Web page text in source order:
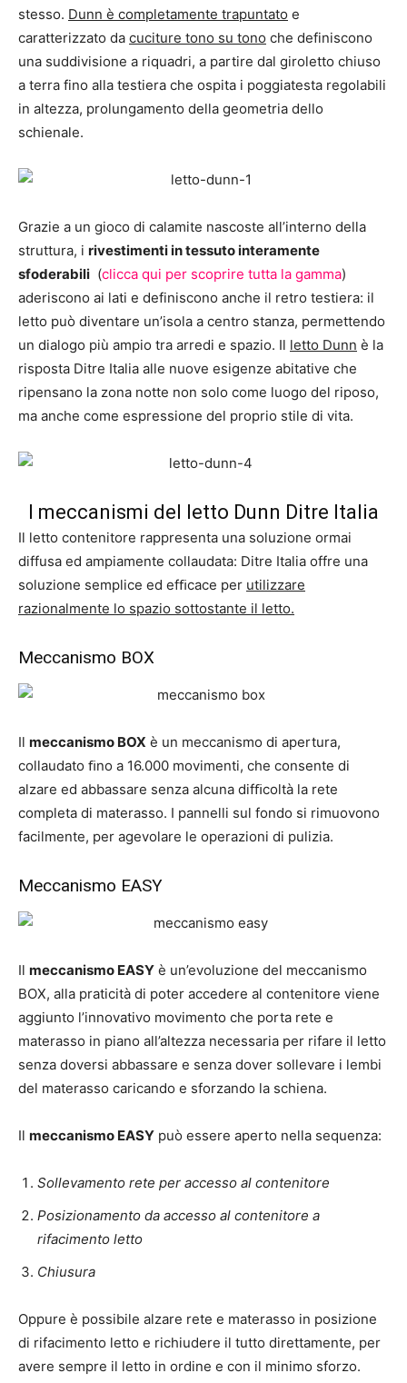
stesso. Dunn è completamente trapuntato e
caratterizzato da cuciture tono su tono che definiscono
una suddivisione a riquadri, a partire dal giroletto chiuso
a terra fino alla testiera che ospita i poggiatesta regolabili
in altezza, prolungamento della geometria dello
schienale.
Grazie a un gioco di calamite nascoste all’interno della
struttura, i rivestimenti in tessuto interamente
sfoderabili (clicca qui per scoprire tutta la gamma)
aderiscono ai lati e definiscono anche il retro testiera: il
letto può diventare un’isola a centro stanza, permettendo
un dialogo più ampio tra arredi e spazio. Il letto Dunn è la
risposta Ditre Italia alle nuove esigenze abitative che
ripensano la zona notte non solo come luogo del riposo,
ma anche come espressione del proprio stile di vita.
I meccanismi del letto Dunn Ditre Italia
Il letto contenitore rappresenta una soluzione ormai
diffusa ed ampiamente collaudata: Ditre Italia offre una
soluzione semplice ed efﬁcace per utilizzare
razionalmente lo spazio sottostante il letto.
Meccanismo BOX
Il meccanismo BOX è un meccanismo di apertura,
collaudato ﬁno a 16.000 movimenti, che consente di
alzare ed abbassare senza alcuna difﬁcoltà la rete
completa di materasso. I pannelli sul fondo si rimuovono
facilmente, per agevolare le operazioni di pulizia.
Meccanismo EASY
Il meccanismo EASY è un’evoluzione del meccanismo
BOX, alla praticità di poter accedere al contenitore viene
aggiunto l’innovativo movimento che porta rete e
materasso in piano all’altezza necessaria per rifare il letto
senza doversi abbassare e senza dover sollevare i lembi
del materasso caricando e sforzando la schiena.
Il meccanismo EASY può essere aperto nella sequenza:
Sollevamento rete per accesso al contenitore
Posizionamento da accesso al contenitore a
rifacimento letto
Chiusura
Oppure è possibile alzare rete e materasso in posizione
di rifacimento letto e richiudere il tutto direttamente, per
avere sempre il letto in ordine e con il minimo sforzo.